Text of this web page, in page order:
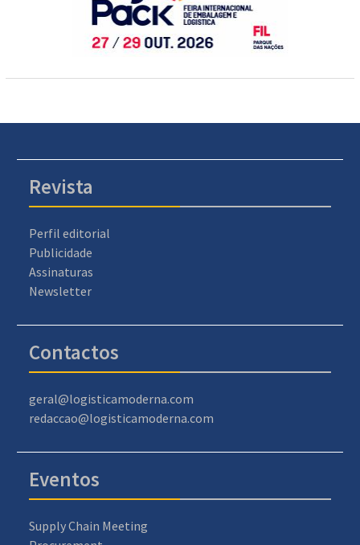
Revista
Perfil editorial
Publicidade
Assinaturas
Newsletter
Contactos
geral@logisticamoderna.com
redaccao@logisticamoderna.com
Eventos
Supply Chain Meeting